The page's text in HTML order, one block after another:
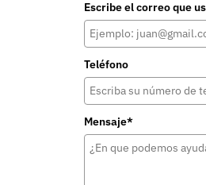
Escribe el correo que
Teléfono
Mensaje*